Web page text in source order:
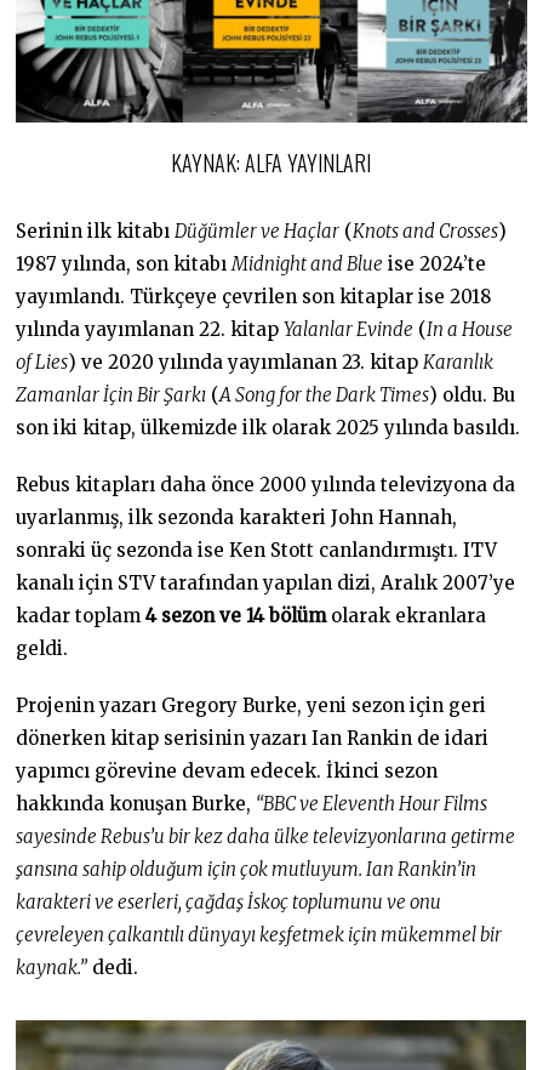
KAYNAK: ALFA YAYINLARI
Serinin ilk kitabı Düğümler ve Haçlar (Knots and Crosses)
1987 yılında, son kitabı Midnight and Blue ise 2024’te
yayımlandı. Türkçeye çevrilen son kitaplar ise 2018
yılında yayımlanan 22. kitapYalanlar Evinde (In a House
of Lies) ve 2020 yılında yayımlanan 23. kitap Karanlık
Zamanlar İçin Bir Şarkı (A Song for the Dark Times) oldu. Bu
son iki kitap, ülkemizde ilk olarak 2025 yılında basıldı.
Rebus kitapları daha önce 2000 yılında televizyona da
uyarlanmış, ilk sezonda karakteri John Hannah,
sonraki üç sezonda ise Ken Stott canlandırmıştı. ITV
kanalı için STV tarafından yapılan dizi, Aralık 2007’ye
kadar toplam4 sezon ve 14 bölümolarak ekranlara
geldi.
Projenin yazarı Gregory Burke, yeni sezon için geri
dönerken kitap serisinin yazarı Ian Rankin de idari
yapımcı görevine devam edecek. İkinci sezon
hakkında konuşan Burke, “BBC ve Eleventh Hour Films
sayesinde Rebus’u bir kez daha ülke televizyonlarına getirme
şansına sahip olduğum için çok mutluyum. Ian Rankin’in
karakteri ve eserleri, çağdaş İskoç toplumunu ve onu
çevreleyen çalkantılı dünyayı keşfetmek için mükemmel bir
kaynak.” dedi.